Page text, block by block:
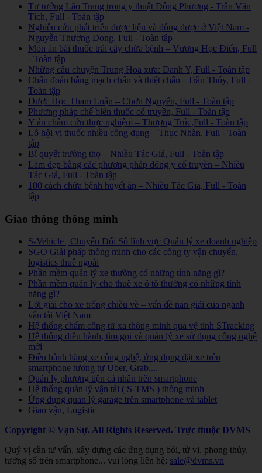
Tư tưởng Lão Trang trong y thuật Đông Phương - Trần Văn
Tích, Full - Toàn tập
Nghiên cứu phát triển dược liệu và đông dược ở Việt Nam -
Nguyễn Thượng Dong, Full - Toàn tập
Món ăn bài thuốc trái cây chữa bệnh – Vương Học Điển, Full
- Toàn tập
Những câu chuyện Trung Hoa xưa: Danh Y, Full - Toàn tập
Chẩn đoán bằng mạch chẩn và thiệt chẩn - Trần Thúy, Full -
Toàn tập
Dược Học Tham Luận – Chơn Nguyễn, Full - Toàn tập
Phương pháp chế biến thuốc cổ truyền, Full - Toàn tập
Y án châm cứu thực nghiệm – Thượng Trúc,Full - Toàn tập
Lô hội vị thuốc nhiều công dụng – Thục Nhàn, Full - Toàn
tập
Bí quyết trường thọ – Nhiều Tác Giả, Full - Toàn tập
Làm đẹp bằng các phương pháp đông y cổ truyền – Nhiều
Tác Giả, Full - Toàn tập
100 cách chữa bệnh huyết áp – Nhiều Tác Giả, Full - Toàn
tập
Giao thông thông minh
S-Vehicle | Chuyển Đổi Số lĩnh vực Quản lý xe doanh nghiệp
SGO Giải pháp thông minh cho các công ty vận chuyển,
logistics thuê ngoài
Phần mềm quản lý xe thường có những tính năng gì?
Phần mềm quản lý cho thuê xe ô tô thường có những tính
năng gì?
Lời giải cho xe trống chiều về – vấn đề nan giải của ngành
vận tải Việt Nam
Hệ thống chấm công từ xa thông minh qua vệ tinh STracking
Hệ thống điều hành, tìm gọi và quản lý xe sử dụng công nghệ
mới
Điều hành hãng xe công nghệ, ứng dụng đặt xe trên
smartphone tương tự Uber, Grab,...
Quản lý phương tiện cá nhân trên smartphone
Hệ thống quản lý vận tải ( S-TMS ) thông minh
Ứng dụng quản lý garage trên smartphone và tablet
Giao vận, Logistic
Copyright © Vạn Sự. All Rights Reserved. Trực thuộc DVMS
Quý vị cần tư vấn, xây dựng các ứng dụng bói, tử vi, phong thủy,
tướng số trên smartphone... vui lòng liên hệ: sale@dvms.vn